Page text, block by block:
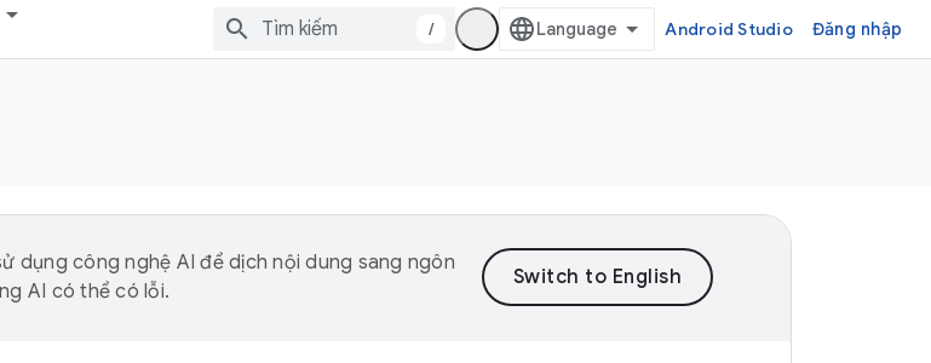
/ Android Studio Đăng nhập
dụng công nghệ AI để dịch nội dung sang ngôn
AI có thể có lỗi.